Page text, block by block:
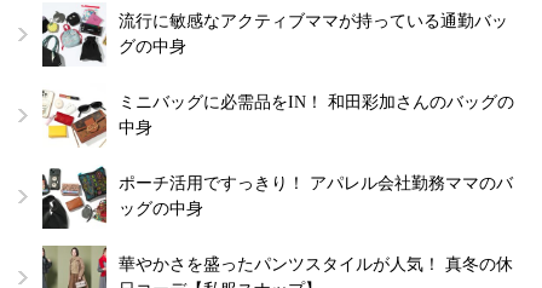
流行に敏感なアクティブママが持っている通勤バッ
グの中身
ミニバッグに必需品をIN！ 和田彩加さんのバッグの
中身
ポーチ活用ですっきり！ アパレル会社勤務ママのバ
ッグの中身
華やかさを盛ったパンツスタイルが人気！ 真冬の休